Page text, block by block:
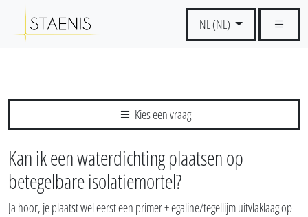
NL (NL)
Kies een vraag
Kan ik een waterdichting plaatsen op
betegelbare isolatiemortel?
Ja hoor, je plaatst wel eerst een primer + egaline/tegellijm uitvlaklaag op